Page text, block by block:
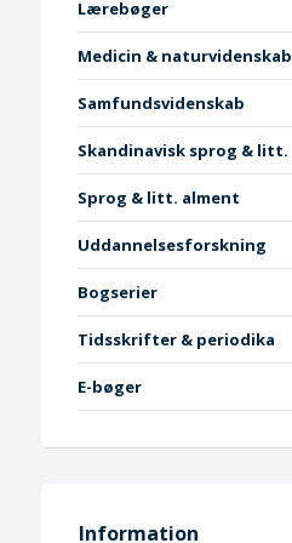
Lærebøger
Medicin & naturvidenskab
Samfundsvidenskab
Skandinavisk sprog & litt.
Sprog & litt. alment
Uddannelsesforskning
Bogserier
Tidsskrifter & periodika
E-bøger
Information